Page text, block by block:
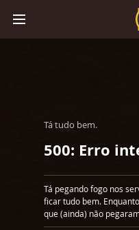
Tá tudo bem.
500: Erro
Tá pegando fogo nos
ficar tudo bem.
que (ainda) não